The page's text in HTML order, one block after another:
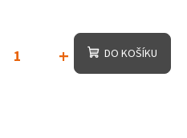
+ DO KOŠÍKU